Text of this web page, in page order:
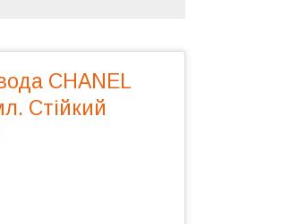
CHANEL
Стійкий